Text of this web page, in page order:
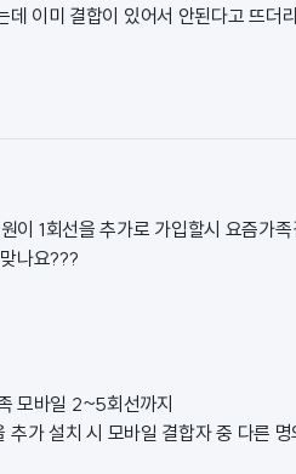
이미 결합이 있어서 안된다고 뜨더
이 1회선을 추가로 가입할시 요즘가
나요???
모바일 2~5회선까지
가 설치 시 모바일 결합자 중 다른